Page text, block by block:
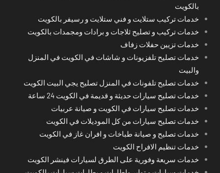
بالكويت
خدمات تركيب ستلايت و فني ستلايت و رسيفر بالكويت
خدمات تركيب و تصليح ثلاجات و برادات ومجمدات بالكويت
خدمات تزيين حفلات زفاف
خدمات تصليح تلفزيونات و شاشات في الكويت في المنزل
والبيت
خدمات تصليح تلفونات في المنزل تصليح يجي البيت الكويت
خدمات تصليح سيارات حديثة و قديمة في الكويت 24 ساعة
خدمات تصليح سيارات في الكويت و صيانة عربيات
خدمات تصليح سيارات من كل الموديلات في الكويت
خدمات تصليح و صيانة طباخات و افران غاز في الكويت
خدمات تنظيم الافراح الكويت
خدمات سريعة وفورية على الطرق لسيارات فينشر الكويت